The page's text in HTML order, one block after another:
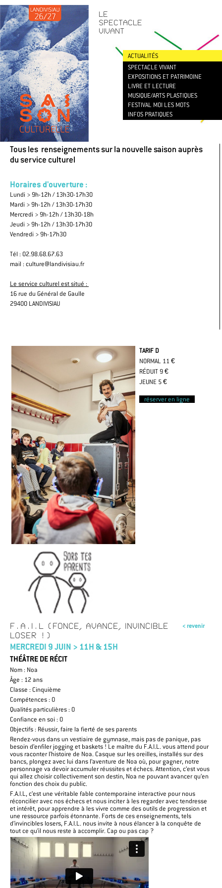
LE
SPECTACLE
VIVANT
ACTUALITÉS
SPECTACLE VIVANT
EXPOSITIONS ET PATRIMOINE
LIVRE ET LECTURE
MUSIQUE/ARTS PLASTIQUES
FESTIVAL MOI LES MOTS
INFOS PRATIQUES
Tous les renseignements sur la nouvelle saison auprès
du service culturel
Horaires d'ouverture :
Lundi > 9h-12h / 13h30-17h30
Mardi > 9h-12h / 13h30-17h30
Mercredi > 9h-12h / 13h30-18h
Jeudi > 9h-12h / 13h30-17h30
Vendredi > 9h-17h30
Tél : 02.98.68.67.63
mail : culture@landivisiau.fr
Le service culturel est situé :
16 rue du Général de Gaulle
29400 LANDIVISIAU
TARIF D
NORMAL 11 €
RÉDUIT 9 €
JEUNE 5 €
réserver en ligne
< revenir
F.A.I.L (FONCE, AVANCE, INVINCIBLE
LOSER !)
MERCREDI 9 JUIN > 11H & 15H
THÉÂTRE DE RÉCIT
Nom : Noa
Âge : 12 ans
Classe : Cinquième
Compétences : 0
Qualités particulières : 0
Confiance en soi : 0
Objectifs : Réussir, faire la fierté de ses parents
Rendez-vous dans un vestiaire de gymnase, mais pas de panique, pas
besoin d’enfiler jogging et baskets ! Le maître du F.A.I.L. vous attend pour
vous raconter l’histoire de Noa. Casque sur les oreilles, installés sur des
bancs, plongez avec lui dans l’aventure de Noa où, pour gagner, notre
personnage va devoir accumuler réussites et échecs. Attention, c’est vous
qui allez choisir collectivement son destin, Noa ne pouvant avancer qu’en
fonction des choix du public.
F.A.I.L, c’est une véritable fable contemporaine interactive pour nous
réconcilier avec nos échecs et nous inciter à les regarder avec tendresse
et intérêt, pour apprendre à les vivre comme des outils de progression et
une ressource parfois étonnante. Forts de ces enseignements, tels
d’invincibles losers, F.A.I.L. nous invite à nous élancer à la conquête de
tout ce qu’il nous reste à accomplir. Cap ou pas cap ?